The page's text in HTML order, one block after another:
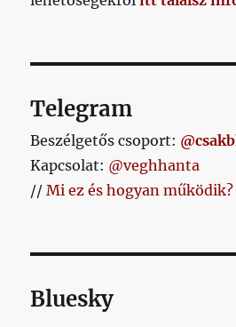
Telegram
Beszélgetős csoport:
Kapcsolat: @veghhanta
//Mi ez és hogyan működik?
Bluesky